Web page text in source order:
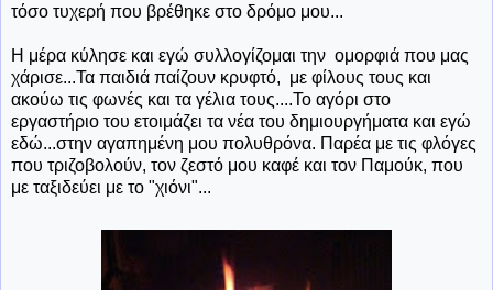
τόσο τυχερή που βρέθηκε στο δρόμο μου...
Η μέρα κύλησε και εγώ συλλογίζομαι την ομορφιά που μας
χάρισε...Τα παιδιά παίζουν κρυφτό, με φίλους τους και
ακούω τις φωνές και τα γέλια τους....Το αγόρι στο
εργαστήριο του ετοιμάζει τα νέα του δημιουργήματα και εγώ
εδώ...στην αγαπημένη μου πολυθρόνα. Παρέα με τις φλόγες
που τριζοβολούν, τον ζεστό μου καφέ και τον Παμούκ, που
με ταξιδεύει με το "χιόνι"...